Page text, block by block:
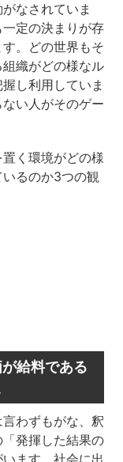
なされていま
定の決まりが存
。どの世界もそ
織がどの様なル
し利用していま
い人がそのゲー
く環境がどの様
るのか3つの観
給料である
わずもがな、釈
発揮した結果の
ます。社会に出